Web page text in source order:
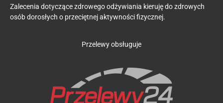
Zalecenia dotyczące zdrowego odżywiania kieruję do zdrowych
osób dorosłych o przeciętnej aktywności fizycznej.
Przelewy obsługuje